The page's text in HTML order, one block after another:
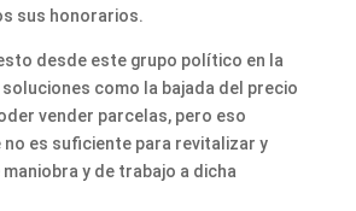
sus honorarios.
desde este grupo político en la
como la bajada del precio
vender parcelas, pero eso
no es suficiente para revitalizar y
y de trabajo a dicha